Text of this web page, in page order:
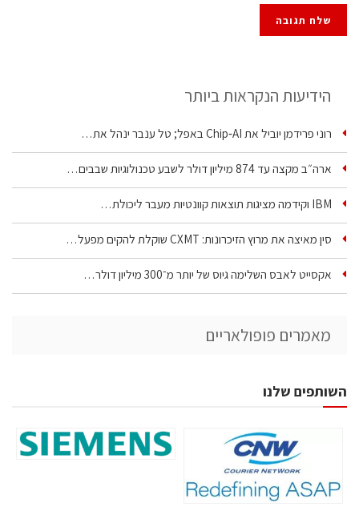
הידיעות הנקראות ביותר
רוני פרידמן יוביל את Chip‑AI באפל; טל ענבר ינהל את…
ארה״ב מקצה עד 874 מיליון דולר לשבע טכנולוגיות שבבים…
IBM וקידמה מציגות תוצאות קוונטיות מעבר ליכולת…
סין מאיצה את מרוץ הזיכרונות: CXMT שוקלת להקים מפעל…
אקסייט לאבס השלימה גיוס של יותר מ־300 מיליון דולר…
מאמרים פופולאריים
השותפים שלנו